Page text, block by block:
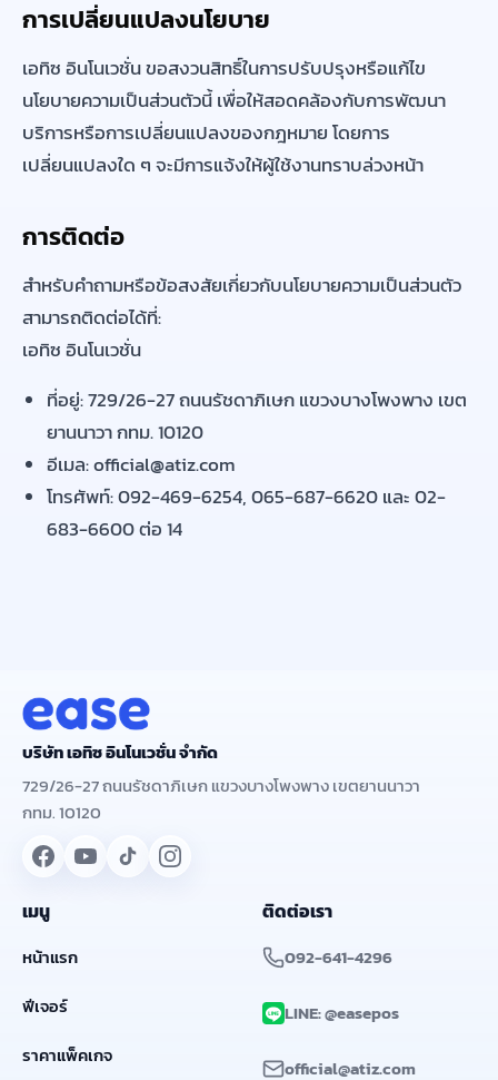
การเปลี่ยนแปลงนโยบาย
เอทิซ อินโนเวชั่น ขอสงวนสิทธิ์ในการปรับปรุงหรือแก้ไข
นโยบายความเป็นส่วนตัวนี้ เพื่อให้สอดคล้องกับการพัฒนา
บริการหรือการเปลี่ยนแปลงของกฎหมาย โดยการ
เปลี่ยนแปลงใด ๆ จะมีการแจ้งให้ผู้ใช้งานทราบล่วงหน้า
การติดต่อ
สำหรับคำถามหรือข้อสงสัยเกี่ยวกับนโยบายความเป็นส่วนตัว
สามารถติดต่อได้ที่:
เอทิซ อินโนเวชั่น
ที่อยู่: 729/26-27 ถนนรัชดาภิเษก แขวงบางโพงพาง เขต
ยานนาวา กทม. 10120
อีเมล: official@atiz.com
โทรศัพท์: 092-469-6254, 065-687-6620 และ 02-
683-6600 ต่อ 14
บริษัท เอทิซ อินโนเวชั่น จำกัด
729/26-27 ถนนรัชดาภิเษก แขวงบางโพงพาง เขตยานนาวา
กทม. 10120
เมนู
หน้าแรก
ฟีเจอร์
ราคาแพ็คเกจ
ติดต่อเรา
092-641-4296
LINE: @easepos
official@atiz.com